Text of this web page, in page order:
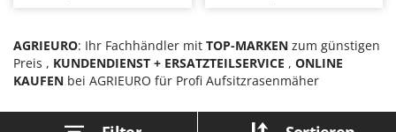
Feder Grubber
Feldspritzen für Pflanzenschutz
Fensterreiniger
Fleischwolf
Black & Decker
BlackStone
Bomet
Gras schnell zu schneiden, ohne
dass die Gefahr einer Verstopfung
der Schneidplatte oder des
Abwurfsystems besteht. Es ist
kontrollieren, um die
Schnittqualität zu erhalten und die
Wartungsaufwand, der sich auf
das Aufladen der Akkus nach
jedem Gebrauch zur Erhaltung
ihrer Effizienz und auf die
AGRIEURO: Ihr Fachhändler mit TOP-MARKEN zum günstigen
Preis , KUNDENDIENST + ERSATZTEILSERVICE , ONLINE
KAUFEN bei AGRIEURO für Profi Aufsitzrasenmäher